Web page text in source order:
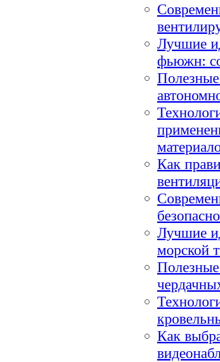
Лучшие
фьюжн:
Как
Лучшие
морской
Как